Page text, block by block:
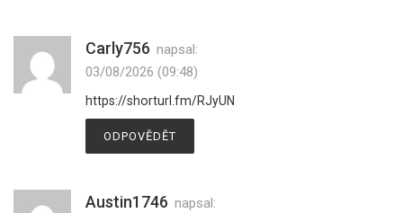
Carly756 napsal:
03/08/2026 (09:48)
https://shorturl.fm/RJyUN
ODPOVĚDĚT
Austin1746 napsal: